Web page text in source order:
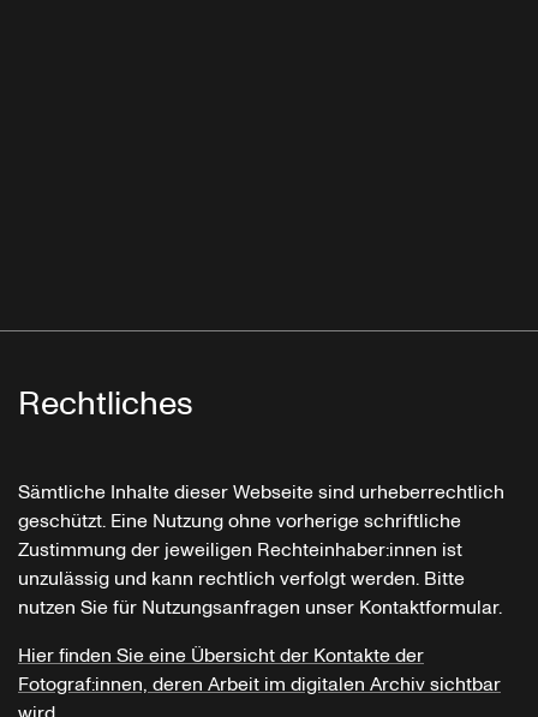
Rechtliches
Sämtliche Inhalte dieser Webseite sind urheberrechtlich
geschützt. Eine Nutzung ohne vorherige schriftliche
Zustimmung der jeweiligen Rechteinhaber:innen ist
unzulässig und kann rechtlich verfolgt werden. Bitte
nutzen Sie für Nutzungsanfragen unser Kontaktformular.
Hier finden Sie eine Übersicht der Kontakte der
Fotograf:innen, deren Arbeit im digitalen Archiv sichtbar